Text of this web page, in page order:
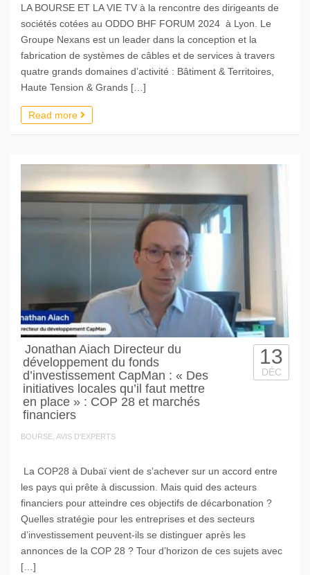
LA BOURSE ET LA VIE TV à la rencontre des dirigeants de
sociétés cotées au ODDO BHF FORUM 2024 à Lyon. Le
Groupe Nexans est un leader dans la conception et la
fabrication de systèmes de câbles et de services à travers
quatre grands domaines d’activité : Bâtiment & Territoires,
Haute Tension & Grands […]
Read more
Jonathan Aiach Directeur du
développement du fonds
d’investissement CapMan : « Des
initiatives locales qu’il faut mettre
en place » : COP 28 et marchés
financiers
BOURSE, AVIS D'EXPERTS
13
DÉC
La COP28 à Dubaï vient de s’achever sur un accord entre
les pays qui prête à discussion. Mais quid des acteurs
financiers pour atteindre ces objectifs de décarbonation ?
Quelles stratégie pour les entreprises et des secteurs
d’investissement peuvent-ils se distinguer après les
annonces de la COP 28 ? Tour d’horizon de ces sujets avec
[…]